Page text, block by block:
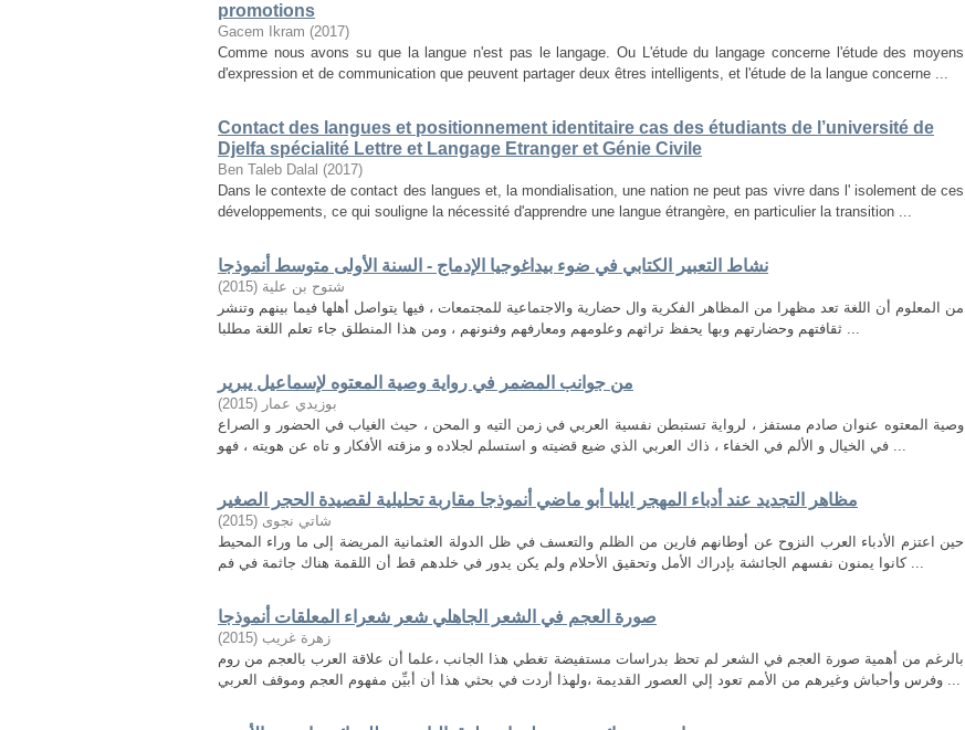
promotions
Gacem Ikram (2017)
Comme nous avons su que la langue n'est pas le langage. Ou L'étude du langage concerne l'étude des moyens
d'expression et de communication que peuvent partager deux êtres intelligents, et l'étude de la langue concerne ...
Contact des langues et positionnement identitaire cas des étudiants de l’université de
Djelfa spécialité Lettre et Langage Etranger et Génie Civile
Ben Taleb Dalal (2017)
Dans le contexte de contact des langues et, la mondialisation, une nation ne peut pas vivre dans l' isolement de ces
développements, ce qui souligne la nécessité d'apprendre une langue étrangère, en particulier la transition ...
نشاط التعبیر الكتابي في ضوء بیداغوجیا الإدماج - السنة الأولى متوسط أنموذجا
شتوح بن علیة (
2015
)
من المعلوم أن اللغة تعد مظهرا من المظاهر الفكرية وال حضارية والاجتماعية للمجتمعات ، فيها يتواصل أهلها فيما بينهم وتنشر
ثقافتهم وحضارتهم وبها يحفظ تراثهم وعلومهم ومعارفهم وفنونهم ، ومن هذا المنطلق جاء تعلم اللغة مطلبا ...
من جوانب المضمر في رواية وصية المعتوه لإسماعيل يبرير
بوزيدي عمار (
2015
)
وصية المعتوه عنوان صادم مستفز ، لرواية تستبطن نفسية العربي في زمن التيه و المحن ، حيث الغياب في الحضور و الصراع
في الخيال و الألم في الخفاء ، ذاك العربي الذي ضيع قضيته و استسلم لجلاده و مزقته الأفكار و تاه عن هويته ، فهو ...
مظاهر التجديد عند أدباء المهجر ايليا أبو ماضي أنموذجا مقاربة تحليلية لقصيدة الحجر الصغير
شاتي نجوى (
2015
)
حين اعتزم الأدباء العرب النزوح عن أوطانهم فارين من الظلم والتعسف في ظل الدولة العثمانية المريضة إلى ما وراء المحيط
كانوا يمنون نفسهم الجائشة بإدراك الأمل وتحقيق الأحلام ولم يكن يدور في خلدهم قط أن اللقمة هناك جاثمة في فم ...
صورة العجم في الشعر الجاهلي شعر شعراء المعلقات أنموذجا
زهرة غريب (
2015
)
بالرغم من أهمية صورة العجم في الشعر لم تحظ بدراسات مستفيضة تغطي هذا الجانب ،علما أن علاقة العرب بالعجم من روم
وفرس وأحباش وغيرهم من الأمم تعود إلي العصور القديمة ،ولهذا أردت في بحثي هذا أن أبيِّن مفهوم العجم وموقف العربي ...